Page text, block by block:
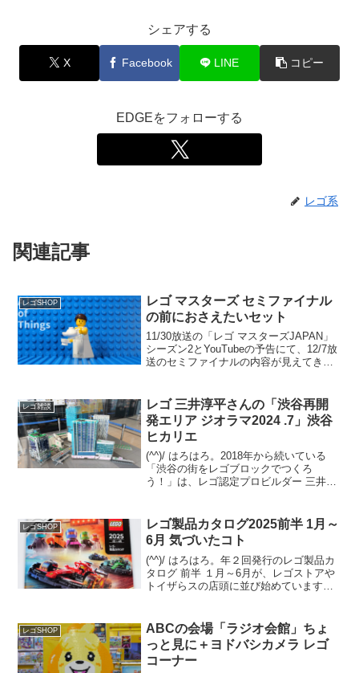
シェアする
X Facebook LINE コピー
EDGEをフォローする
レゴ系
関連記事
レゴSHOP
レゴ マスターズ セミファイナル
の前におさえたいセット
11/30放送の「レゴ マスターズJAPAN」
シーズン2とYouTubeの予告にて、12/7放
送のセミファイナルの内容が見えてきま
ンハーフ」に近く、乗り物の既存...
レゴ雑談
レゴ 三井淳平さんの「渋谷再開
発エリア ジオラマ2024 .7」渋谷
ヒカリエ
(^^)/ はろはろ。2018年から続いている
「渋谷の街をレゴブロックでつくろ
う！」は、レゴ認定プロビルダー 三井淳
リニューアルし続けています。2024/7...
レゴSHOP
レゴ製品カタログ2025前半 1月～
6月 気づいたコト
(^^)/ はろはろ。年２回発行のレゴ製品カ
タログ 前半 １月～6月が、レゴストアや
トイザらスの店頭に並び始めています。
が、近日中にレゴショップの「レゴ製品
カタ...
レゴSHOP
ABCの会場「ラジオ会館」ちょ
っと見に＋ヨドバシカメラ レゴ
コーナー